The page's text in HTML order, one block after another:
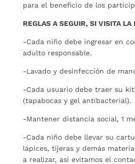
para el beneficio de los
REGLAS A SEGUIR, SI VISITA LA
-Cada niño debe ingresar en
adulto responsable.
-Lavado y desinfección de
-Cada usuario debe traer su
(tapabocas y gel antibacterial).
-Mantener distancia social, 1
-Cada niño debe llevar su
lápices, tijeras y demás
a realizar, así evitamos el